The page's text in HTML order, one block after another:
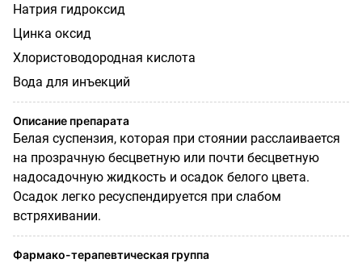
Натрия гидроксид
Цинка оксид
Хлористоводородная кислота
Вода для инъекций
Описание препарата
Белая суспензия, которая при стоянии расслаивается
на прозрачную бесцветную или почти бесцветную
надосадочную жидкость и осадок белого цвета.
Осадок легко ресуспендируется при слабом
встряхивании.
Фармако-терапевтическая группа